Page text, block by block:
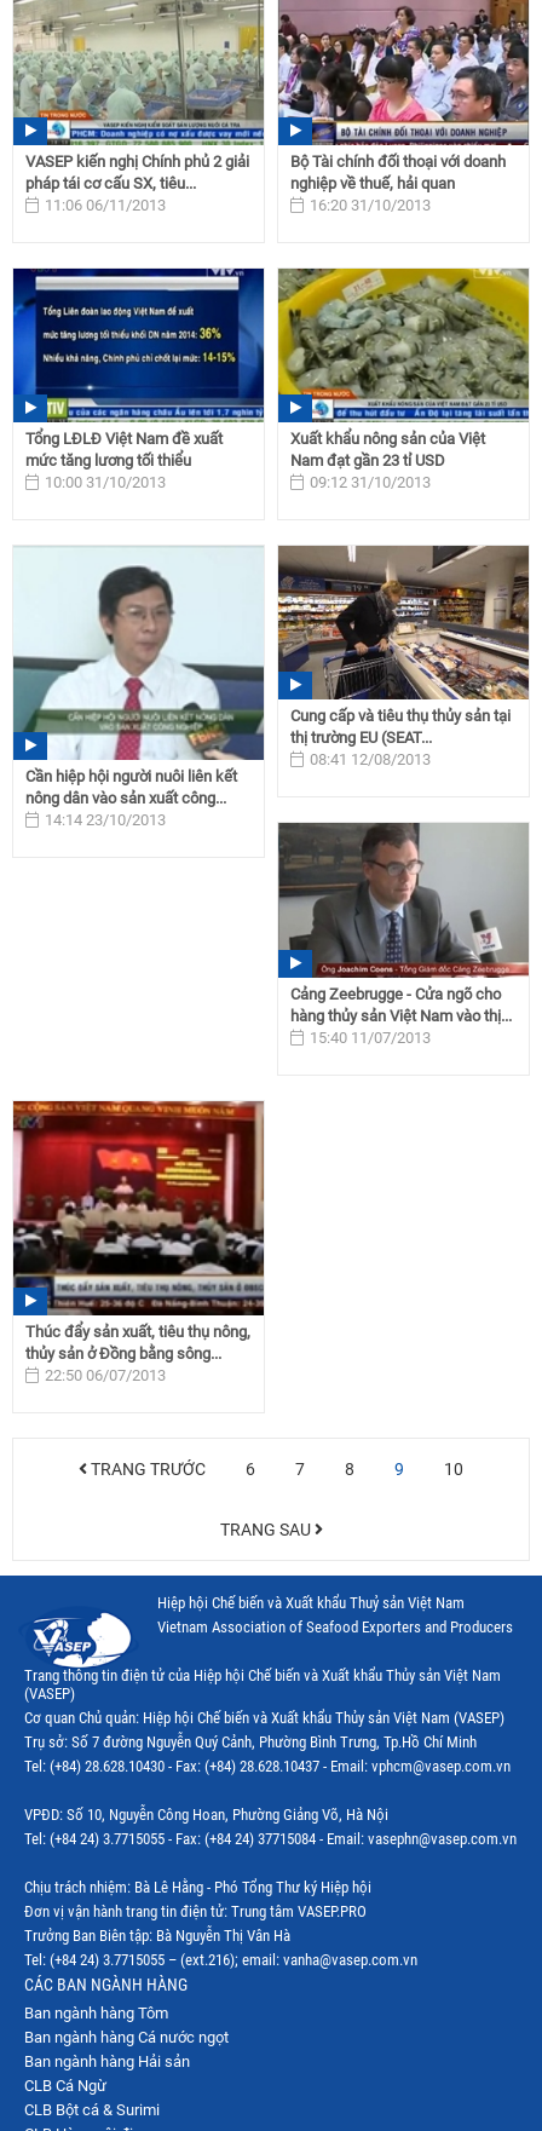
VASEP kiến nghị Chính phủ 2 giải
pháp tái cơ cấu SX, tiêu...
11:06 06/11/2013
Bộ Tài chính đối thoại với doanh
nghiệp về thuế, hải quan
16:20 31/10/2013
Tổng LĐLĐ Việt Nam đề xuất
mức tăng lương tối thiểu
10:00 31/10/2013
Xuất khẩu nông sản của Việt
Nam đạt gần 23 tỉ USD
09:12 31/10/2013
Cần hiệp hội người nuôi liên kết
nông dân vào sản xuất công...
14:14 23/10/2013
Cung cấp và tiêu thụ thủy sản tại
thị trường EU (SEAT...
08:41 12/08/2013
Cảng Zeebrugge - Cửa ngõ cho
hàng thủy sản Việt Nam vào thị...
15:40 11/07/2013
Thúc đẩy sản xuất, tiêu thụ nông,
thủy sản ở Đồng bằng sông...
22:50 06/07/2013
TRANG TRƯỚC 6 7 8 9 10
TRANG SAU
Hiệp hội Chế biến và Xuất khẩu Thuỷ sản Việt Nam
Vietnam Association of Seafood Exporters and Producers
Trang thông tin điện tử của Hiệp hội Chế biến và Xuất khẩu Thủy sản Việt Nam
(VASEP)
Cơ quan Chủ quản: Hiệp hội Chế biến và Xuất khẩu Thủy sản Việt Nam (VASEP)
Trụ sở: Số 7 đường Nguyễn Quý Cảnh, Phường Bình Trưng, Tp.Hồ Chí Minh
Tel: (+84) 28.628.10430 - Fax: (+84) 28.628.10437 - Email: vphcm@vasep.com.vn
VPĐD: Số 10, Nguyễn Công Hoan, Phường Giảng Võ, Hà Nội
Tel: (+84 24) 3.7715055 - Fax: (+84 24) 37715084 - Email: vasephn@vasep.com.vn
Chịu trách nhiệm: Bà Lê Hằng - Phó Tổng Thư ký Hiệp hội
Đơn vị vận hành trang tin điện tử: Trung tâm VASEP.PRO
Trưởng Ban Biên tập: Bà Nguyễn Thị Vân Hà
Tel: (+84 24) 3.7715055 – (ext.216); email: vanha@vasep.com.vn
CÁC BAN NGÀNH HÀNG
Ban ngành hàng Tôm
Ban ngành hàng Cá nước ngọt
Ban ngành hàng Hải sản
CLB Cá Ngừ
CLB Bột cá & Surimi